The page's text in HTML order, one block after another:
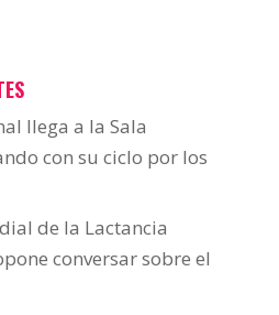
llega a la Sala
con su ciclo por los
de la Lactancia
conversar sobre el